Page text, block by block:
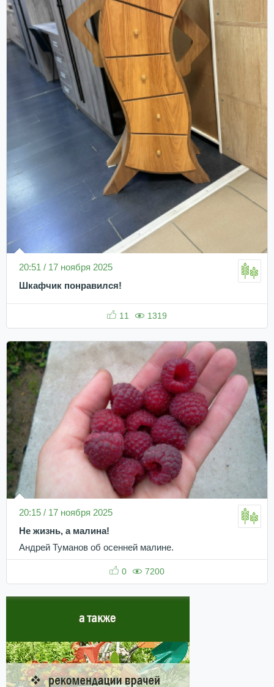
20:51 / 17 ноября 2025
Шкафчик понравился!
11 1319
20:15 / 17 ноября 2025
Не жизнь, а малина!
Андрей Туманов об осенней малине.
0 7200